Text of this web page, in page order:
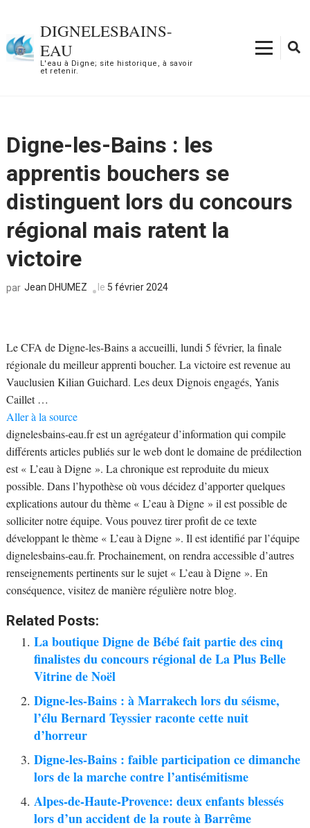
contenu
(Pressez
DIGNELESBAINS-
EAU
L'eau à Digne; site historique, à savoir
et retenir.
Digne-les-Bains : les
apprentis bouchers se
distinguent lors du concours
régional mais ratent la
victoire
par Jean DHUMEZ le 5 février 2024
Le CFA de Digne-les-Bains a accueilli, lundi 5 février, la finale
régionale du meilleur apprenti boucher. La victoire est revenue au
Vauclusien Kilian Guichard. Les deux Dignois engagés, Yanis
Caillet …
Aller à la source
dignelesbains-eau.fr est un agrégateur d’information qui compile
différents articles publiés sur le web dont le domaine de prédilection
est « L’eau à Digne ». La chronique est reproduite du mieux
possible. Dans l’hypothèse où vous décidez d’apporter quelques
explications autour du thème « L’eau à Digne » il est possible de
solliciter notre équipe. Vous pouvez tirer profit de ce texte
développant le thème « L’eau à Digne ». Il est identifié par l’équipe
dignelesbains-eau.fr. Prochainement, on rendra accessible d’autres
renseignements pertinents sur le sujet « L’eau à Digne ». En
conséquence, visitez de manière régulière notre blog.
Related Posts:
La boutique Digne de Bébé fait partie des cinq
finalistes du concours régional de La Plus Belle
Vitrine de Noël
Digne-les-Bains : à Marrakech lors du séisme,
l’élu Bernard Teyssier raconte cette nuit
d’horreur
Digne-les-Bains : faible participation ce dimanche
lors de la marche contre l’antisémitisme
Alpes-de-Haute-Provence: deux enfants blessés
lors d’un accident de la route à Barrême